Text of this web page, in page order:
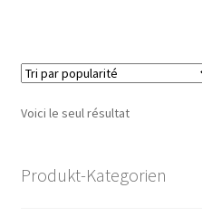
Voici le seul résultat
Produkt-Kategorien